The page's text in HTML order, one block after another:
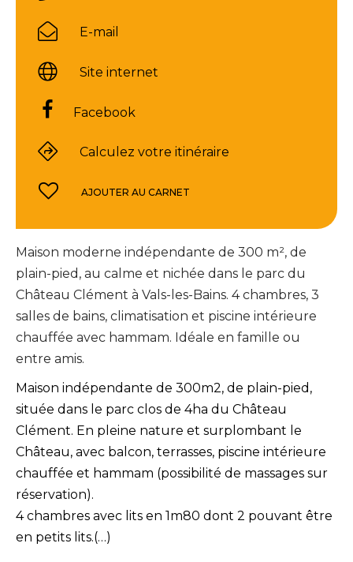
Maison moderne indépendante de 300 m², de
plain-pied, au calme et nichée dans le parc du
Château Clément à Vals-les-Bains. 4 chambres, 3
salles de bains, climatisation et piscine intérieure
chauffée avec hammam. Idéale en famille ou
entre amis.
Maison indépendante de 300m2, de plain-pied,
située dans le parc clos de 4ha du Château
Clément. En pleine nature et surplombant le
Château, avec balcon, terrasses, piscine intérieure
chauffée et hammam (possibilité de massages sur
réservation).
4 chambres avec lits en 1m80 dont 2 pouvant être
en petits lits.(…)
E-mail
Site internet
Facebook
Calculez votre itinéraire
AJOUTER AU CARNET